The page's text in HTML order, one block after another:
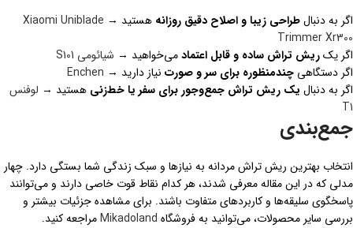
اگر به دنبالطراحی زیبا و اصلاح دقیق روزانه هستید → Xiaomi Uniblade
Trimmer Xr300
اگر یکریش تراش ساده و قابل اعتمادمی‌خواهید → شیائومی S101
اگر دستگاهی چندمنظوره برای سر و صورت نیاز دارید → Enchen
اگر به دنبال یک ریش تراش جمع‌وجور برای سفر یا خط‌زنی هستید → لوفنس
T1
جمع‌بندی
انتخاب بهترین ریش تراش مردانه به نیازها و سبک زندگی شما بستگی دارد. چهار
مدلی که در این مقاله معرفی شدند، هر کدام نقاط قوت خاصی دارند و می‌توانند
پاسخگوی سلیقه‌ها و کاربردهای متفاوت باشند. برای مشاهده جزئیات بیشتر و
بررسی سایر محصولات، می‌توانید به فروشگاه Mikadolandمراجعه کنید.